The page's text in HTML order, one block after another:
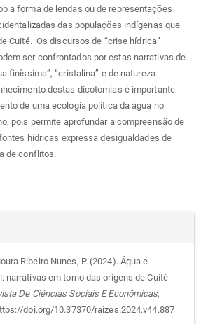
a forma de lendas ou de representações
das populações indígenas que
Cuité. Os discursos de “crise hídrica”
ser confrontados por estas narrativas de
finíssima”, “cristalina” e de natureza
destas dicotomias é importante
de uma ecologia política da água no
pois permite aprofundar a compreensão de
hídricas expressa desigualdades de
de conflitos.
Ribeiro Nunes, P. (2024). Água e
narrativas em torno das origens de Cuité
De Ciências Sociais E Econômicas,
doi.org/10.37370/raizes.2024.v44.887